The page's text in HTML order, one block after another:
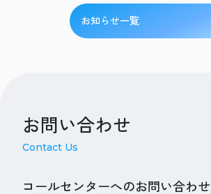
お知らせ一覧
お問い合わせ
Contact Us
コールセンターへのお問い合わせ